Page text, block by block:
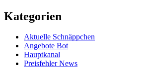
Kategorien
Aktuelle Schnäppchen
Angebote Bot
Hauptkanal
Preisfehler News